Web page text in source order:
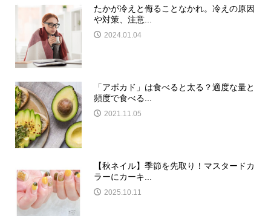
たかが冷えと侮ることなかれ。冷えの原因
や対策、注意...
2024.01.04
「アボカド」は食べると太る？適度な量と
頻度で食べる...
2021.11.05
【秋ネイル】季節を先取り！マスタードカ
ラーにカーキ...
2025.10.11